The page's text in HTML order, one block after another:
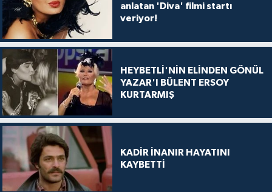
anlatan 'Diva' filmi startı
veriyor!
HEYBETLİ'NİN ELİNDEN GÖNÜL
YAZAR'I BÜLENT ERSOY
KURTARMIŞ
KADİR İNANIR HAYATINI
KAYBETTİ